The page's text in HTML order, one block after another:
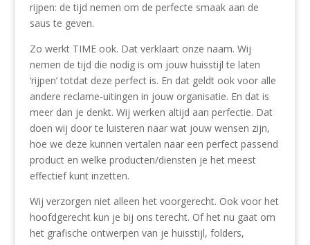
rijpen: de tijd nemen om de perfecte smaak aan de
saus te geven.
Zo werkt TIME ook. Dat verklaart onze naam. Wij
nemen de tijd die nodig is om jouw huisstijl te laten
‘rijpen’ totdat deze perfect is. En dat geldt ook voor alle
andere reclame-uitingen in jouw organisatie. En dat is
meer dan je denkt. Wij werken altijd aan perfectie. Dat
doen wij door te luisteren naar wat jouw wensen zijn,
hoe we deze kunnen vertalen naar een perfect passend
product en welke producten/diensten je het meest
effectief kunt inzetten.
Wij verzorgen niet alleen het voorgerecht. Ook voor het
hoofdgerecht kun je bij ons terecht. Of het nu gaat om
het grafische ontwerpen van je huisstijl, folders,